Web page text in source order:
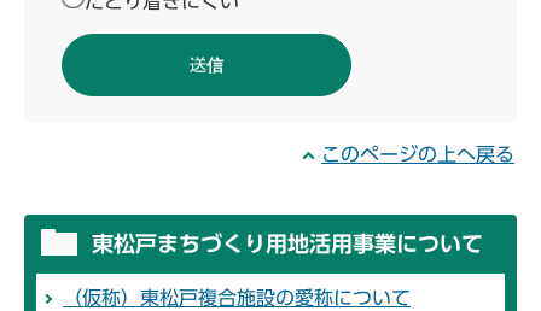
このページの上へ戻る
東松戸まちづくり用地活用事業について
（仮称）東松戸複合施設の愛称について